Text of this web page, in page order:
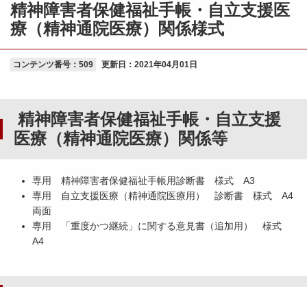
精神障害者保健福祉手帳・自立支援医
療（精神通院医療）関係様式
コンテンツ番号：509 更新日： 2021年04月01日
精神障害者保健福祉手帳・自立支援
医療（精神通院医療）関係等
専用 精神障害者保健福祉手帳用診断書 様式 A3
専用 自立支援医療（精神通院医療用） 診断書 様式 A4
両面
専用 「重度かつ継続」に関する意見書（追加用） 様式
A4